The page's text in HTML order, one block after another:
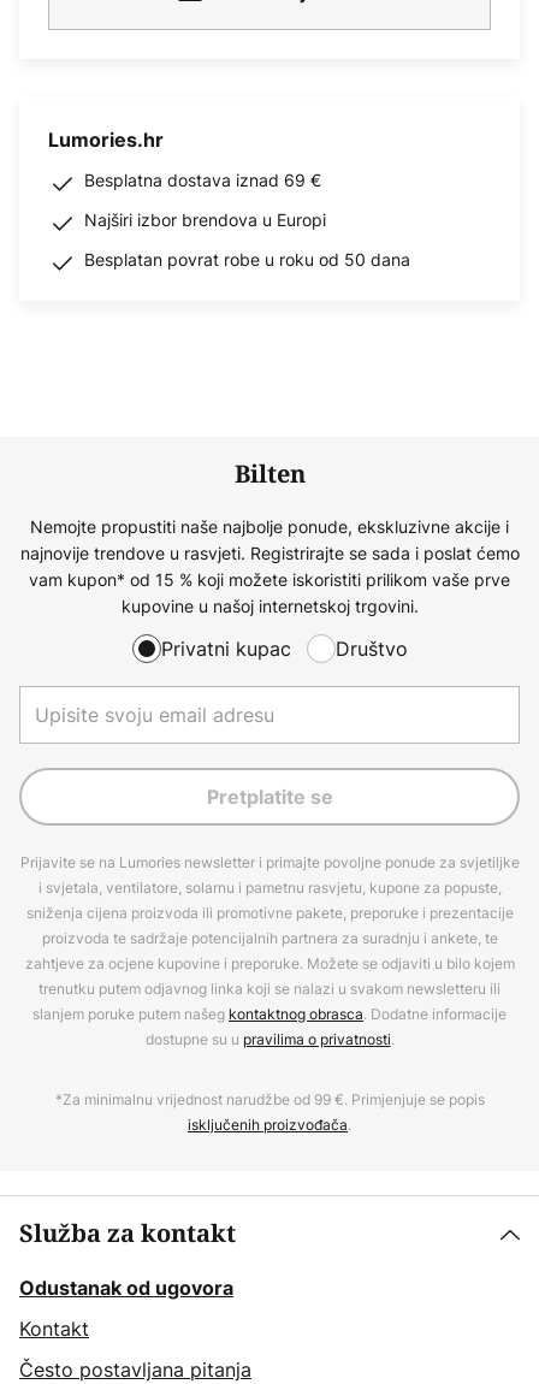
Lumories.hr
Besplatna dostava iznad 69 €
Najširi izbor brendova u Europi
Besplatan povrat robe u roku od 50 dana
Bilten
Nemojte propustiti naše najbolje ponude, ekskluzivne akcije i
najnovije trendove u rasvjeti. Registrirajte se sada i poslat ćemo
vam kupon* od 15 % koji možete iskoristiti prilikom vaše prve
kupovine u našoj internetskoj trgovini.
Privatni kupac Društvo
Pretplatite se
Prijavite se na Lumories newsletter i primajte povoljne ponude za svjetiljke
i svjetala, ventilatore, solarnu i pametnu rasvjetu, kupone za popuste,
sniženja cijena proizvoda ili promotivne pakete, preporuke i prezentacije
proizvoda te sadržaje potencijalnih partnera za suradnju i ankete, te
zahtjeve za ocjene kupovine i preporuke. Možete se odjaviti u bilo kojem
trenutku putem odjavnog linka koji se nalazi u svakom newsletteru ili
slanjem poruke putem našeg kontaktnog obrasca. Dodatne informacije
dostupne su u pravilima o privatnosti.
*Za minimalnu vrijednost narudžbe od 99 €. Primjenjuje se popis
isključenih proizvođača.
Služba za kontakt
Odustanak od ugovora
Kontakt
Često postavljana pitanja